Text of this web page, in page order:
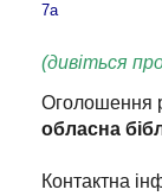
7а
(дивіться
Оголошення
обласна
Контактна